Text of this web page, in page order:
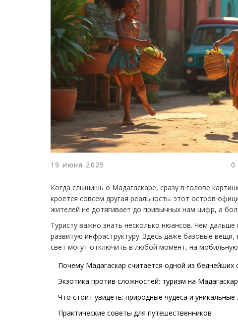
19 июня 2025 0
Когда слышишь о Мадагаскаре, сразу в голове
кроется совсем другая реальность: этот остров
жителей не дотягивает до привычных нам цифр, а
Туристу важно знать несколько нюансов. Чем
развитую инфраструктуру. Здесь даже базовые
свет могут отключить в любой момент, на
Почему Мадагаскар считается одной из беднейших
Экзотика против сложностей: туризм на
Что стоит увидеть: природные чудеса и
Практические советы для путешественников